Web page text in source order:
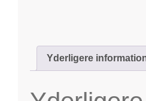
Yderligere